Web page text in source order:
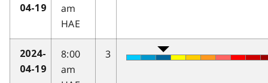
04-19
am
HAE
2024-
04-19
8:00
am
3